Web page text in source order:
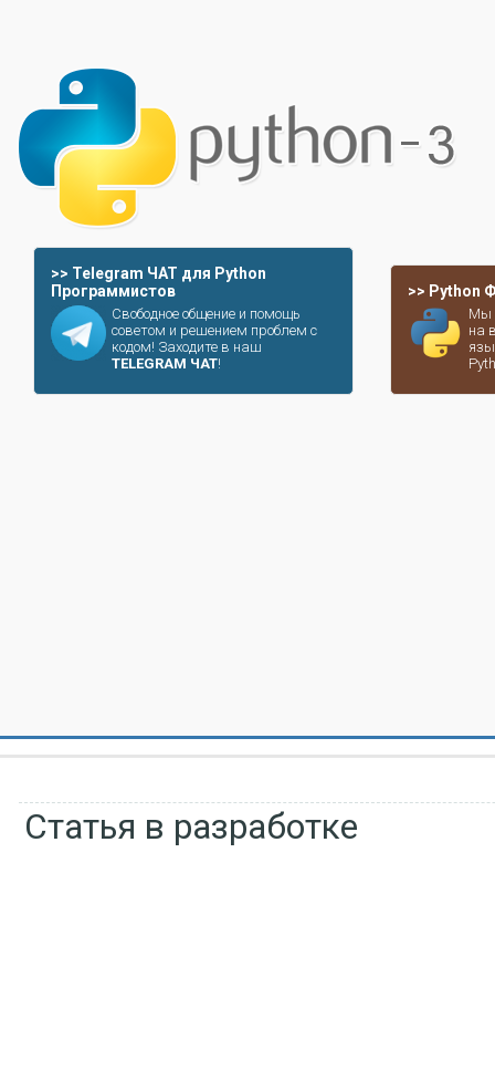
>> Telegram ЧАТ для Python
Программистов
Свободное общение и помощь
советом и решением проблем с
кодом! Заходите в наш
TELEGRAM ЧАТ!
>> Python
Мы
на
Статья в разработке